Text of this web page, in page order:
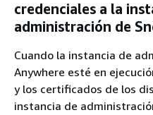
credenciales a la
administración de
Cuando la instancia de
Anywhere esté en
y los certificados de los
instancia de